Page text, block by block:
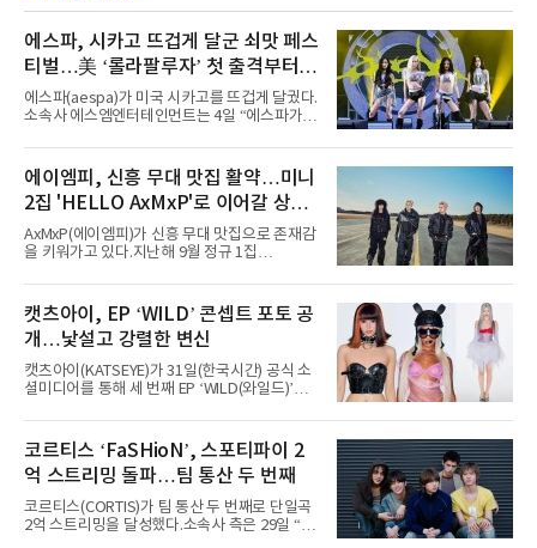
에스파, 시카고 뜨겁게 달군 쇠맛 페스
티벌…美 ‘롤라팔루자’ 첫 출격부터
증명한 존재감
에스파(aespa)가 미국 시카고를 뜨겁게 달궜다.
소속사 에스엠엔터테인먼트는 4일 “에스파가
서 열린 ‘롤라팔루자 시카고’(Lollapalooza
Chicago)의 알리안츠 스테이지에 올랐다”며
“총 14곡으로 구성된 세트리스트를 선사, 데뷔 7
년 차다운 노련한 무대 매너와 파워풀한 에너지
로 현장의 분위기를 압도했다”고 밝혔다.1991
년 시작된 ‘롤라팔루자’는 8개 스테이지, 170여
팀의 아티스트와 40만 명 이상의 관객이 운집하
코르티스 등 K팝 스타들이 출연진 명단에 이름
을 올렸다.이날 에스파는
에이엠피, 신흥 무대 맛집 활약…미니
2집 'HELLO AxMxP'로 이어갈 상승
세
AxMxP(에이엠피)가 신흥 무대 맛집으로 존재감
을 키워가고 있다.지난해 9월 정규 1집
AxMxP는 데뷔 전부터 버스킹과 각종 페스티벌,
공연 무대에 오르며 실전 경험을 쌓아왔다.이들
은 소속사 패밀리 콘서트를 비롯해 '뷰티풀 민트
라이프 2025', '2025 부산국제록페스티벌' 등 대
형 무대에 잇달아 출연해 당찬 에너지와 풋풋한
매력으로 음악팬들의 눈도장을 찍었다.이후
AxMxP는 '카운트다운 판타지 2025-2026',
정적인 실력을 입증했고, 올해 '2026 어썸뮤직
페스티벌', '뷰티풀 민트 라이프 2026', '2026
캣츠아이, EP ‘WILD’ 콘셉트 포토 공
개…낯설고 강렬한 변신
캣츠아이(KATSEYE)가 31일(한국시간) 공식 소
셜미디어를 통해 세 번째 EP ‘WILD(와일드)’의
heart(와일드 하트)’라는 제목이 붙은 콘셉트 포
토에는 멤버들의 본능적이고 야성적인 면모가
강렬하게 담겼다. 짙은 아이섀도와 푸른빛·금빛·
붉은빛의 컬러 렌즈가 비현실적인 분위기를 자
아내고, 여러 원색이 불규칙하게 뒤섞인 멀티컬
러 헤어와 과감한 블루·블랙 립 메이크업이 낯설
고도 매혹적인 비주얼을 완성했다.스타일링 역
코르티스 ‘FaSHioN’, 스포티파이 2
억 스트리밍 돌파…팀 통산 두 번째
코르티스(CORTIS)가 팀 통산 두 번째로 단일곡
2억 스트리밍을 달성했다.소속사 측은 29일 “코